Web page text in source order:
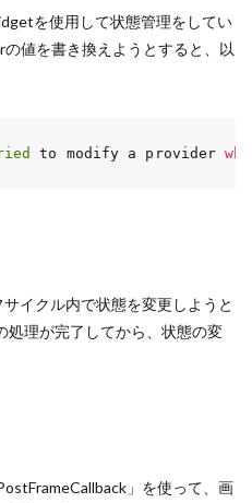
を使用して状態管理をしてい
値を書き換えようとすると、以
to modify a provider
イクル内で状態を変更しようと
処理が完了してから、状態の変
」を使って、画